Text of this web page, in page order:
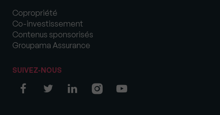
Copropriété
Co-investissement
Contenus sponsorisés
Groupama Assurance
SUIVEZ-NOUS